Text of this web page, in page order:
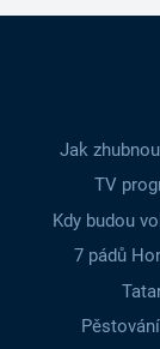
Jak
TV
Kdy budou
7 pádů